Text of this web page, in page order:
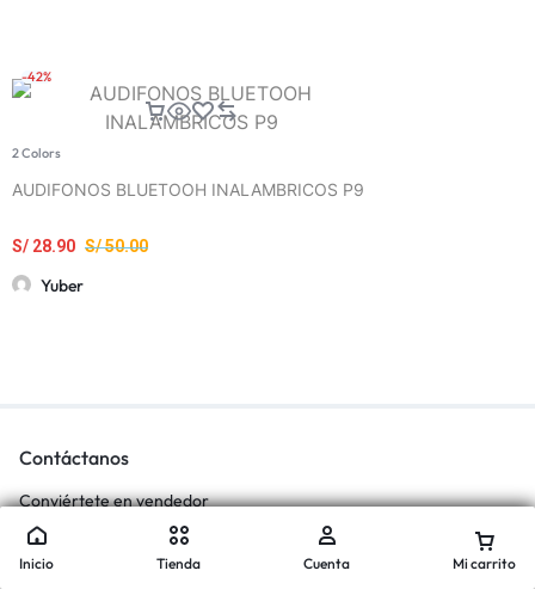
-42%
2 Colors
AUDIFONOS BLUETOOH INALAMBRICOS P9
S/50.00
S/ 28.90
Yuber
Contáctanos
Conviértete en vendedor
Sobre nosotros
Inicio Tienda Cuenta Mi carrito